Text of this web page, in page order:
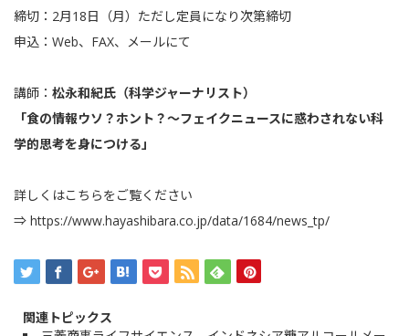
締切：2月18日（月）ただし定員になり次第締切
申込：Web、FAX、メールにて
講師： 松永和紀氏（科学ジャーナリスト）
「食の情報ウソ？ホント？～フェイクニュースに惑わされない科
学的思考を身につける」
詳しくはこちらをご覧ください
⇒ https://www.hayashibara.co.jp/data/1684/news_tp/
関連トピックス